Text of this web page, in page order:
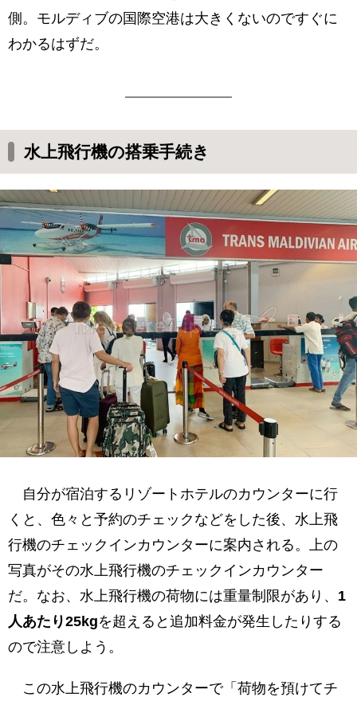
側。モルディブの国際空港は大きくないのですぐに
わかるはずだ。
水上飛行機の搭乗手続き
自分が宿泊するリゾートホテルのカウンターに行
くと、色々と予約のチェックなどをした後、水上飛
行機のチェックインカウンターに案内される。上の
写真がその水上飛行機のチェックインカウンター
だ。なお、水上飛行機の荷物には重量制限があり、 1
人あたり25kgを超えると追加料金が発生したりする
ので注意しよう。
この水上飛行機のカウンターで「荷物を預けてチ